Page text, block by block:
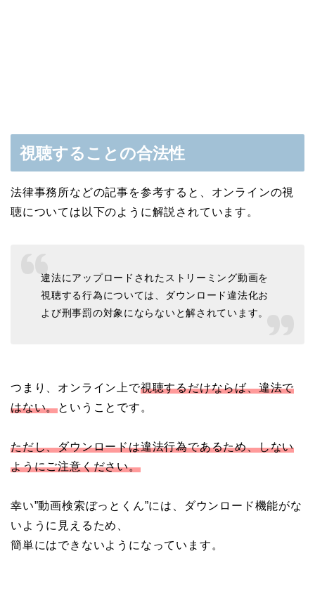
視聴することの合法性
法律事務所などの記事を参考すると、オンラインの視
聴については以下のように解説されています。
違法にアップロードされたストリーミング動画を
視聴する行為については、ダウンロード違法化お
よび刑事罰の対象にならないと解されています。
つまり、オンライン上で視聴するだけならば、違法で
はない。ということです。
ただし、ダウンロードは違法行為であるため、しない
ようにご注意ください。
幸い”動画検索ぼっとくん”には、ダウンロード機能がな
いように見えるため、
簡単にはできないようになっています。